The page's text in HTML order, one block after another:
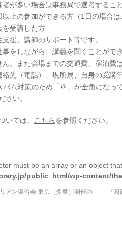
が多い場合は事務局で選考するこ
上の参加ができる方（1日の場合は
を受講した方
援、講師のサポート等です。
をしながら、講義を聞くことができ
。また会場までの交通費、宿泊費
先（電話）、現所属、自身の受講
ム対策のため「＠」が全角になっ
さい。
いては、 こちらを参照ください。
must be an array or an object
public_html/wp-content/
アン講習会 東京（多摩）開催の
『